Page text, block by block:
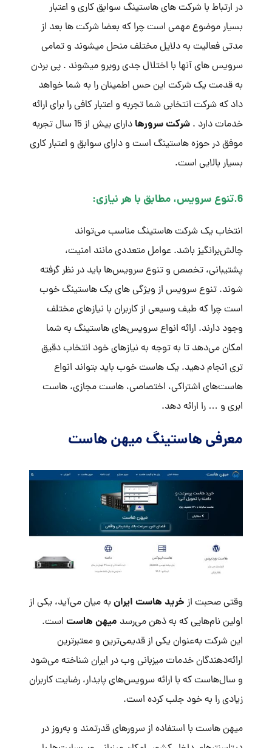
در ارتباط با شرکت های هاستینگ سوابق کاری و اعتبار
بسیار موضوع مهمی است چرا که بعضا شرکت ها بعد از
مدتی فعالیت به دلایل مختلف منحل میشوند و تمامی
سرویس های آنها با اختلال جدی روبرو میشوند . پی بردن
به قدمت یک شرکت این حس اطمینان را به شما خواهد
داد که شرکت انتخابی شما تجربه و اعتبار کافی را برای ارائه
خدمات دارد . شرکت سرورها
دارای بیش از 15 سال تجربه
موفق در حوزه هاستینگ است و دارای سوابق و اعتبار کاری
بسیار بالایی است.
6.تنوع سرویس، مطابق با هر نیازی:
انتخاب یک شرکت هاستینگ مناسب می‌تواند
چالش‌برانگیز باشد. عوامل متعددی مانند امنیت،
پشتیبانی، تخصص و تنوع سرویس‌ها باید در نظر گرفته
شوند. تنوع سرویس از ویژگی های یک هاستینگ خوب
است چرا که طیف وسیعی از کاربران با نیازهای مختلف
وجود دارند. ارائه انواع سرویس‌های هاستینگ به شما
امکان می‌دهد تا به توجه به نیازهای خود انتخاب دقیق
تری انجام دهید. یک هاست خوب باید بتواند انواع
هاست‌های اشتراکی، اختصاصی، هاست مجازی، هاست
ابری و … را ارائه دهد.
معرفی هاستینگ میهن هاست
وقتی صحبت از خرید هاست ایران به میان می‌آید، یکی از
اولین نام‌هایی که به ذهن می‌رسد میهن هاست است.
این شرکت به‌عنوان یکی از قدیمی‌ترین و معتبرترین
ارائه‌دهندگان خدمات میزبانی وب در ایران شناخته می‌شود
و سال‌هاست که با ارائه سرویس‌های پایدار، رضایت کاربران
زیادی را به خود جلب کرده است.
میهن هاست با استفاده از سرورهای قدرتمند و به‌روز در